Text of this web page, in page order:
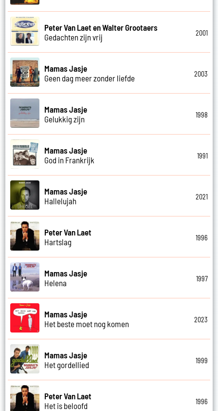
Peter Van Laet en Walter Grootaers
Gedachten zijn vrij
2001
Mamas Jasje
Geen dag meer zonder liefde
2003
Mamas Jasje
Gelukkig zijn
1998
Mamas Jasje
God in Frankrijk
1991
Mamas Jasje
Hallelujah
2021
Peter Van Laet
Hartslag
1996
Mamas Jasje
Helena
1997
Mamas Jasje
Het beste moet nog komen
2023
Mamas Jasje
Het gordellied
1999
Peter Van Laet
Het is beloofd
1996